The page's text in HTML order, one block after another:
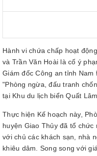
Hành vi chứa chấp hoạt
và Trần Văn Hoài là cố ý
Giám đốc Công an tỉnh
"Phòng ngừa, đấu tranh
tại Khu du lịch biển Quất
Thực hiện Kế hoạch này,
huyện Giao Thủy đã tổ
với chủ các khách sạn, nhà
khiêu dâm. Song song với